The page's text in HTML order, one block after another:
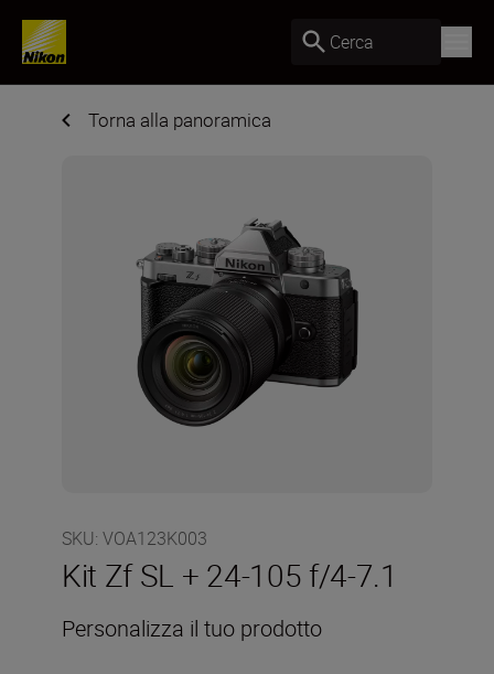
Cerca
Torna alla panoramica
SKU: VOA123K003
Kit Zf SL + 24-105 f/4-7.1
Personalizza il tuo prodotto